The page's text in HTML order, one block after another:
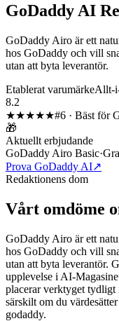
GoDaddy AI
GoDaddy Airo är ett
hos GoDaddy och vill
utan att byta leverantör.
Etablerat varumärkeAllt-
8.2
★★★★★#6 · Bäst för
🎁
Aktuellt erbjudande
GoDaddy Airo Basic·
Prova GoDaddy AI↗
Redaktionens dom
Vårt omdöme
GoDaddy Airo är ett
hos GoDaddy och vill
utan att byta leverantör.
upplevelse i AI-
placerar verktyget
särskilt om du värdesätter
godaddy.